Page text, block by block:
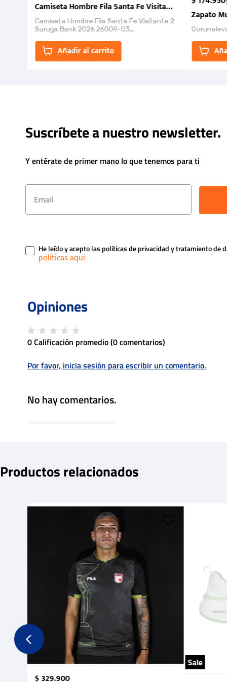
Camiseta Hombre Fila Santa Fe Visitante 2 Suruga
Camiseta Hombre Fila Santa Fe Visitante 2
Suruga Bank 2026 26009-03
la Et...
Añadir al carrito
Zapato
Suscríbete a nuestro newsletter.
Y entérate de primer mano lo que tenemos para ti
He leído y acepto las políticas de privacidad y tratamiento de
0 Calificación promedio(0 comentarios)
Por favor, inicia sesión para escribir un comentario.
No hay comentarios.
Productos relacionados
$329.900
Sale